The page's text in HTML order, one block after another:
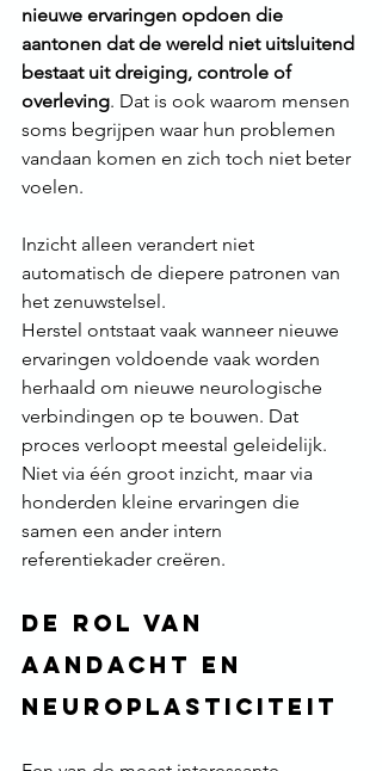
nieuwe ervaringen opdoen die
aantonen dat de wereld niet uitsluitend
bestaat uit dreiging, controle of
overleving. Dat is ook waarom mensen
soms begrijpen waar hun problemen
vandaan komen en zich toch niet beter
voelen.
Inzicht alleen verandert niet
automatisch de diepere patronen van
het zenuwstelsel.
Herstel ontstaat vaak wanneer nieuwe
ervaringen voldoende vaak worden
herhaald om nieuwe neurologische
verbindingen op te bouwen. Dat
proces verloopt meestal geleidelijk.
Niet via één groot inzicht, maar via
honderden kleine ervaringen die
samen een ander intern
referentiekader creëren.
De rol van
aandacht en
neuroplasticiteit